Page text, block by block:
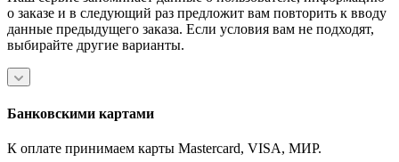
о заказе и в следующий раз предложит вам повторить к вводу
данные предыдущего заказа. Если условия вам не подходят,
выбирайте другие варианты.
Банковскими картами
К оплате принимаем карты Mastercard, VISA, МИР.